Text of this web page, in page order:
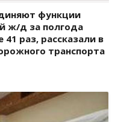
функции
ж/д за полгода
раз, рассказали в
транспорта